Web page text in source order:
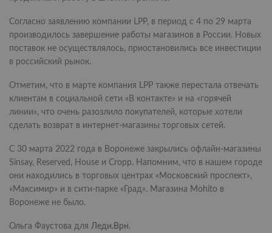
Согласно заявлению компании LPP, в период с 4 по 29 марта
производилось завершение работы магазинов в России. Новых
поставок не осуществлялось, приостановились все инвестиции
в российский рынок.
Отметим, что в марте компания LPP также перестала отвечать
клиентам в социальной сети «В контакте» и на «горячей
линии», что очень разозлило покупателей, которые хотели
сделать возврат в интернет-магазины торговых сетей.
С 30 марта 2022 года в Воронеже закрылись офлайн-магазины
Sinsay, Reserved, House и Cropp. Напомним, что в нашем городе
они находились в торговых центрах «Московский проспект»,
«Максимир» и в сити-парке «Град». Магазина Mohito в
Воронеже не было.
Ольга Фаустова для Леди.Врн.